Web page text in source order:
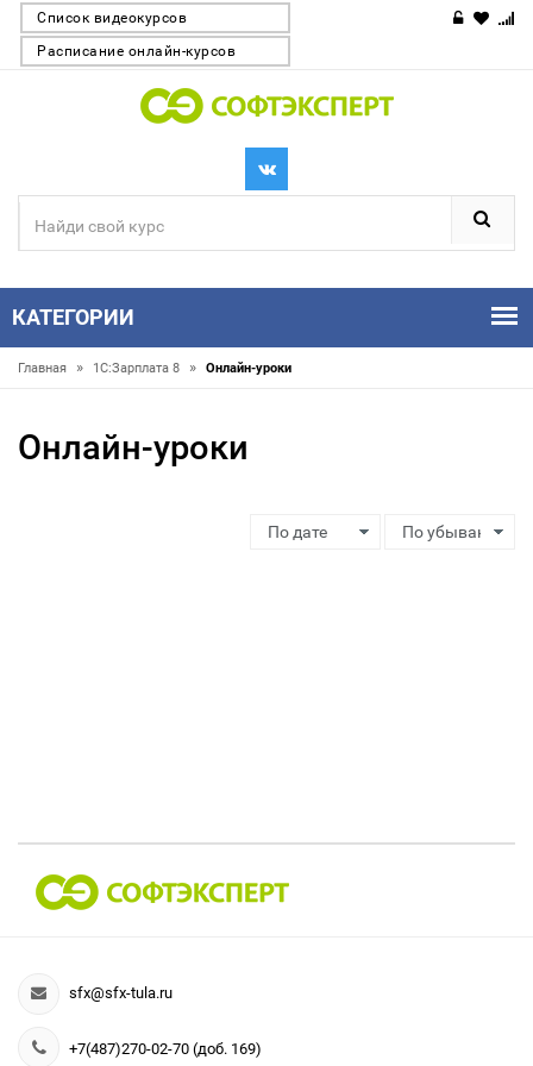
Список видеокурсов
Расписание онлайн-курсов
КАТЕГОРИИ
Главная » 1С:Зарплата 8 » Онлайн-уроки
Онлайн-уроки
sfx@sfx-tula.ru
+7(487)270-02-70 (доб. 169)